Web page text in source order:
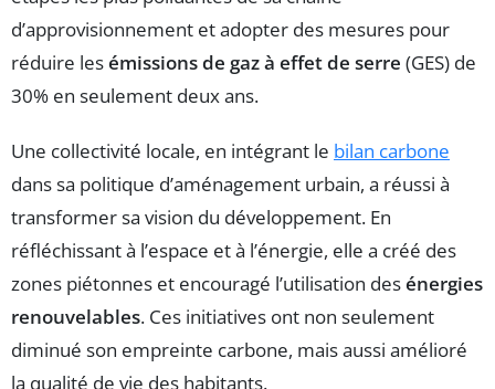
d’approvisionnement et adopter des mesures pour
réduire lesémissions de gaz à effet de serre (GES) de
30% en seulement deux ans.
Une collectivité locale, en intégrant le bilan carbone
dans sa politique d’aménagement urbain, a réussi à
transformer sa vision du développement. En
réfléchissant à l’espace et à l’énergie, elle a créé des
zones piétonnes et encouragé l’utilisation desénergies
renouvelables. Ces initiatives ont non seulement
diminué son empreinte carbone, mais aussi amélioré
la qualité de vie des habitants.